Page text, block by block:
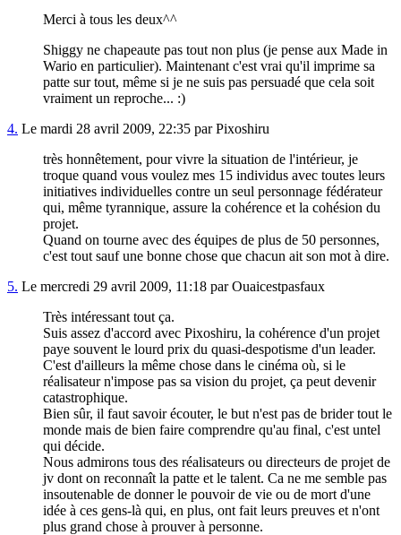
Merci à tous les deux^^
Shiggy ne chapeaute pas tout non plus (je pense aux Made in
Wario en particulier). Maintenant c'est vrai qu'il imprime sa
patte sur tout, même si je ne suis pas persuadé que cela soit
vraiment un reproche... :)
4. Le mardi 28 avril 2009, 22:35 par Pixoshiru
très honnêtement, pour vivre la situation de l'intérieur, je
troque quand vous voulez mes 15 individus avec toutes leurs
initiatives individuelles contre un seul personnage fédérateur
qui, même tyrannique, assure la cohérence et la cohésion du
projet.
Quand on tourne avec des équipes de plus de 50 personnes,
c'est tout sauf une bonne chose que chacun ait son mot à dire.
5. Le mercredi 29 avril 2009, 11:18 par Ouaicestpasfaux
Très intéressant tout ça.
Suis assez d'accord avec Pixoshiru, la cohérence d'un projet
paye souvent le lourd prix du quasi-despotisme d'un leader.
C'est d'ailleurs la même chose dans le cinéma où, si le
réalisateur n'impose pas sa vision du projet, ça peut devenir
catastrophique.
Bien sûr, il faut savoir écouter, le but n'est pas de brider tout le
monde mais de bien faire comprendre qu'au final, c'est untel
qui décide.
Nous admirons tous des réalisateurs ou directeurs de projet de
jv dont on reconnaît la patte et le talent. Ca ne me semble pas
insoutenable de donner le pouvoir de vie ou de mort d'une
idée à ces gens-là qui, en plus, ont fait leurs preuves et n'ont
plus grand chose à prouver à personne.